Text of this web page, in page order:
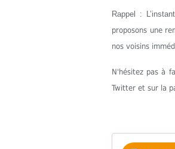
Rappel :
proposons une
nos voisins
N'hésitez pas à
Twitter et sur la